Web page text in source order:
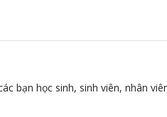
bạn học sinh, sinh viên, nhân